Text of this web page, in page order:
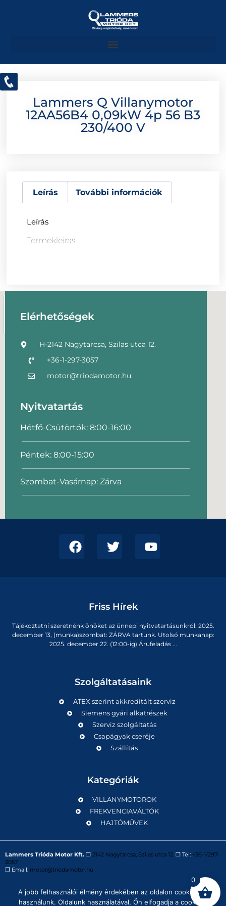
Lammers Q Villanymotor
12AA56B4 0,09kW 4p 56 B3
230/400 V
Leírás További információk
Leírás
Termekleiras
Elérhetőségek
H-2142 Nagytarcsa, Szilas utca 12.
+36-1-297-3057
motor@triodamotor.hu
Nyitvatartás
Hétfő-Csütörtök: 8:00-16:00
Péntek: 8:00-15:00
Szombat-Vasárnap: Zárva
Friss Hírek
Tájékoztatni szeretnénk önöket az ünnepi nyitvatartásunkról: 2025.
december 13, (munka)szombat: ZÁRVA tartunk. Utolsó munkanap:
2025. december 22. (12:00-ig) Árufeladás ...
Szolgáltatásaink
ATEX szerint akkreditált szerviz
Siemens gyári alkatrészek
Szerviz szolgáltatás
Csapágyak cseréje
Szállítás
Kategóriák
VILLANYMOTOROK
FREKVENCIAVÁLTÓK
HAJTÓMŰVEK
Lammers Trióda Motor Kft. ❒ 2142 Nagytarcsa, Szilas utca 12. ❒ Tel: +36-1/297-
3057
❒ Email: motor@triodamotor.hu
Powered byDigit-Now Kft.
0
A jobb felhasználói élmény érdekében az oldalon cookie-kat
használunk. Oldalunk használatával, Ön elfogadja a cookie-k